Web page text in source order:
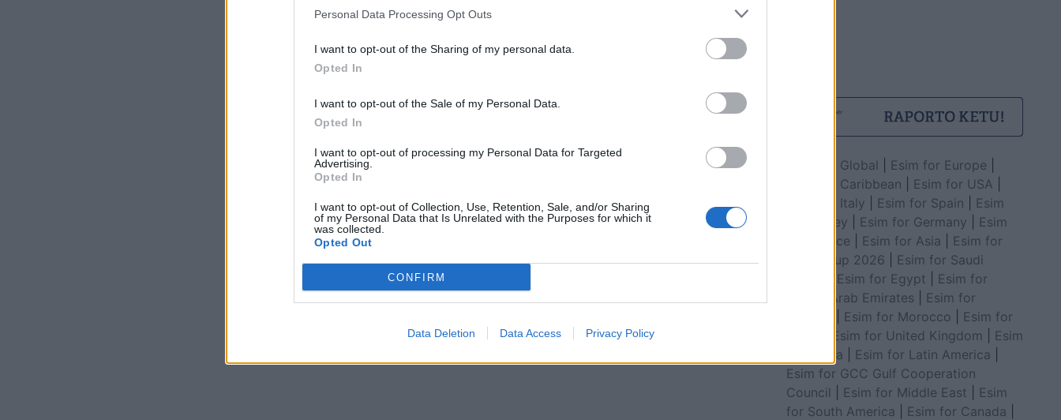
Personal Data Processing Opt Outs
I want to opt-out of the Sharing of my personal data.
Opted In
I want to opt-out of the Sale of my Personal Data.
Opted In
I want to opt-out of processing my Personal Data for Targeted
Advertising.
Opted In
I want to opt-out of Collection, Use, Retention, Sale, and/or Sharing
of my Personal Data that Is Unrelated with the Purposes for which it
was collected.
Opted Out
CONFIRM
Data Deletion Data Access Privacy Policy
Esim for Global Esim for Europe
Esim for Caribbean
Esim for USA
Esim for Italy
Esim for Spain
Esim
for Turkey
Esim for Germany
Esim
for Greece
Esim for Asia
Esim for
World Cup 2026
Esim for Saudi
Esim for Egypt
Esim for
United Arab Emirates
Esim for
Esim for Morocco
Esim for
Esim for United Kingdom
Esim
for Africa
Esim for Latin America
Esim for GCC Gulf Cooperation
Council
Esim for Middle East
Esim
for South America
Esim for Canada